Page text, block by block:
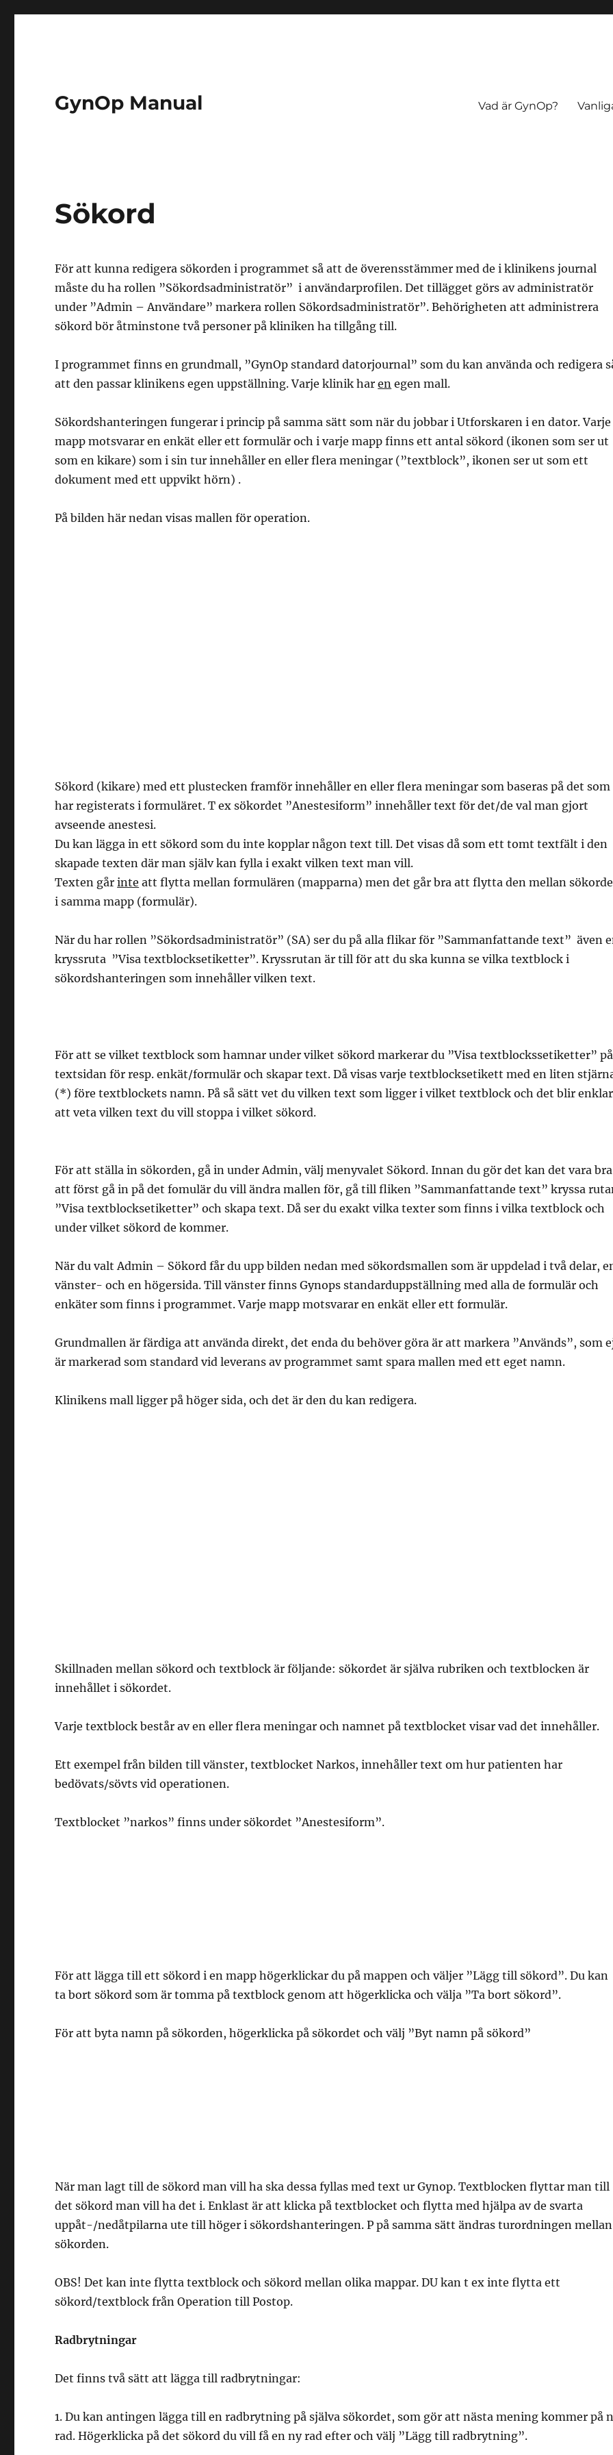
GynOp Manual Vad är GynOp?
Sökord
För att kunna redigera sökorden i programmet så att de överensstämmer med de i klinikens journal
måste du ha rollen ”Sökordsadministratör” i användarprofilen. Det tillägget görs av administratör
under ”Admin – Användare” markera rollen Sökordsadministratör”. Behörigheten att administrera
sökord bör åtminstone två personer på kliniken ha tillgång till.
I programmet finns en grundmall, ”GynOp standard datorjournal” som du kan använda och redigera
att den passar klinikens egen uppställning. Varje klinik haren egen mall.
Sökordshanteringen fungerar i princip på samma sätt som när du jobbar i Utforskaren i en dator. Varje
mapp motsvarar en enkät eller ett formulär och i varje mapp finns ett antal sökord (ikonen som ser ut
som en kikare) som i sin tur innehåller en eller flera meningar (”textblock”, ikonen ser ut som ett
dokument med ett uppvikt hörn) .
På bilden här nedan visas mallen för operation.
Sökord (kikare) med ett plustecken framför innehåller en eller flera meningar som baseras på det som
har registerats i formuläret. T ex sökordet ”Anestesiform” innehåller text för det/de val man gjort
avseende anestesi.
Du kan lägga in ett sökord som du inte kopplar någon text till. Det visas då som ett tomt textfält i den
skapade texten där man själv kan fylla i exakt vilken text man vill.
Texten gårinte att flytta mellan formulären (mapparna) men det går bra att flytta den mellan
i samma mapp (formulär).
När du har rollen ”Sökordsadministratör” (SA) ser du på alla flikar för ”Sammanfattande text” även
kryssruta ”Visa textblocksetiketter”. Kryssrutan är till för att du ska kunna se vilka textblock i
sökordshanteringen som innehåller vilken text.
För att se vilket textblock som hamnar under vilket sökord markerar du ”Visa textblockssetiketter” på
textsidan för resp. enkät/formulär och skapar text. Då visas varje textblocksetikett med en liten
(*) före textblockets namn. På så sätt vet du vilken text som ligger i vilket textblock och det blir
att veta vilken text du vill stoppa i vilket sökord.
För att ställa in sökorden, gå in under Admin, välj menyvalet Sökord. Innan du gör det kan det vara bra
att först gå in på det fomulär du vill ändra mallen för, gå till fliken ”Sammanfattande text” kryssa
”Visa textblocksetiketter” och skapa text. Då ser du exakt vilka texter som finns i vilka textblock och
under vilket sökord de kommer.
När du valt Admin – Sökord får du upp bilden nedan med sökordsmallen som är uppdelad i två delar,
vänster- och en högersida. Till vänster finns Gynops standarduppställning med alla de formulär och
enkäter som finns i programmet. Varje mapp motsvarar en enkät eller ett formulär.
Grundmallen är färdiga att använda direkt, det enda du behöver göra är att markera ”Används”, som
är markerad som standard vid leverans av programmet samt spara mallen med ett eget namn.
Klinikens mall ligger på höger sida, och det är den du kan redigera.
Skillnaden mellan sökord och textblock är följande: sökordet är själva rubriken och textblocken är
innehållet i sökordet.
Varje textblock består av en eller flera meningar och namnet på textblocket visar vad det innehåller.
Ett exempel från bilden till vänster, textblocket Narkos, innehåller text om hur patienten har
bedövats/sövts vid operationen.
Textblocket ”narkos” finns under sökordet ”Anestesiform”.
För att lägga till ett sökord i en mapp högerklickar du på mappen och väljer ”Lägg till sökord”. Du kan
ta bort sökord som är tomma på textblock genom att högerklicka och välja ”Ta bort sökord”.
För att byta namn på sökorden, högerklicka på sökordet och välj ”Byt namn på sökord”
När man lagt till de sökord man vill ha ska dessa fyllas med text ur Gynop. Textblocken flyttar man till
det sökord man vill ha det i. Enklast är att klicka på textblocket och flytta med hjälpa av de svarta
uppåt-/nedåtpilarna ute till höger i sökordshanteringen. P på samma sätt ändras turordningen mellan
sökorden.
OBS! Det kan inte flytta textblock och sökord mellan olika mappar. DU kan t ex inte flytta ett
sökord/textblock från Operation till Postop.
Radbrytningar
Det finns två sätt att lägga till radbrytningar:
1. Du kan antingen lägga till en radbrytning på själva sökordet, som gör att nästa mening kommer på
rad. Högerklicka på det sökord du vill få en ny rad efter och välj ”Lägg till radbrytning”.